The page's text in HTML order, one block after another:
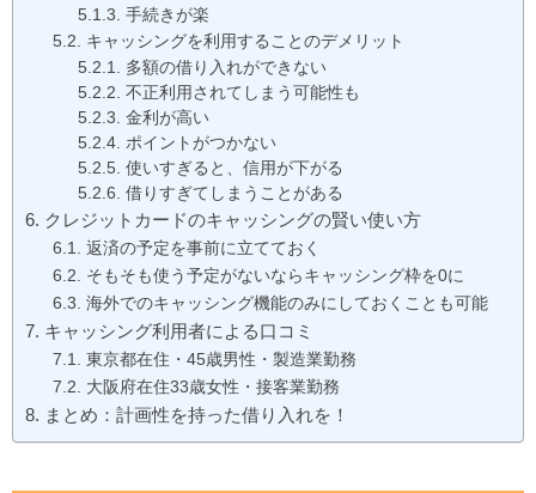
手続きが楽
キャッシングを利用することのデメリット
多額の借り入れができない
不正利用されてしまう可能性も
金利が高い
ポイントがつかない
使いすぎると、信用が下がる
借りすぎてしまうことがある
クレジットカードのキャッシングの賢い使い方
返済の予定を事前に立てておく
そもそも使う予定がないならキャッシング枠を0に
海外でのキャッシング機能のみにしておくことも可能
キャッシング利用者による口コミ
東京都在住・45歳男性・製造業勤務
大阪府在住33歳女性・接客業勤務
まとめ：計画性を持った借り入れを！